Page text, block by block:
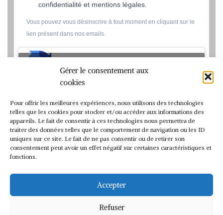
Gérer le consentement aux
cookies
Pour offrir les meilleures expériences, nous utilisons des technologies
telles que les cookies pour stocker et/ou accéder aux informations des
appareils. Le fait de consentir à ces technologies nous permettra de
traiter des données telles que le comportement de navigation ou les ID
uniques sur ce site. Le fait de ne pas consentir ou de retirer son
consentement peut avoir un effet négatif sur certaines caractéristiques et
fonctions.
Accepter
Refuser
confidentialité et mentions légales.
Vous pouvez vous désinscrire à tout moment en cliquant sur le
lien présent dans nos emails.
contenu
Nous utilisons Sendinblue en tant que
plateforme marketing. En soumettant ce
formulaire, vous reconnaissez que les
informations que vous allez fournir seront
transmises à Sendinblue en sa qualité de
conformément à sesconditions
générales d'utilisation